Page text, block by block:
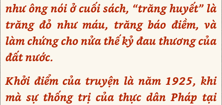
như ông nói ở cuối sách, “trăng huyết” là
trăng đỏ như máu, trăng báo điềm, và
làm chứng cho nửa thế kỷ đau thương của
đất nước.
Khởi điểm của truyện là năm 1925, khi
mà sự thống trị của thực dân Pháp tại